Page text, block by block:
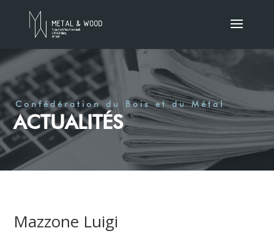
Confédération du Bois et du Métal
ACTUALITÉS
Mazzone Luigi